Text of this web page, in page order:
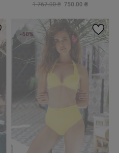
1 767.00 ₴ 750.00 ₴
-60%